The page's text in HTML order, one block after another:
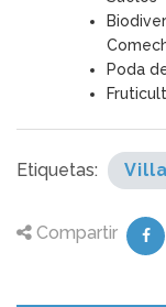
Poda
Etiquetas:
Compartir